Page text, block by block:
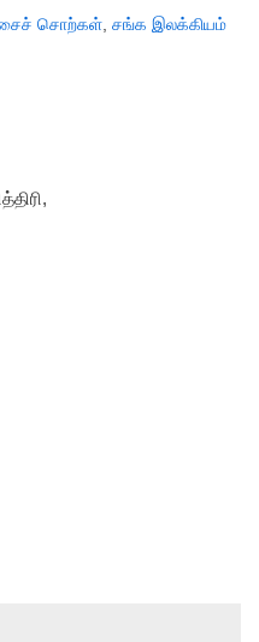
சொற்கள், சங்க இலக்கியம்